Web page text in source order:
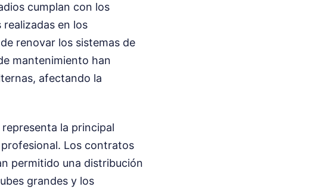
cumplan con los
en los
renovar los sistemas de
mantenimiento han
afectando la
la principal
Los contratos
permitido una distribución
grandes y los